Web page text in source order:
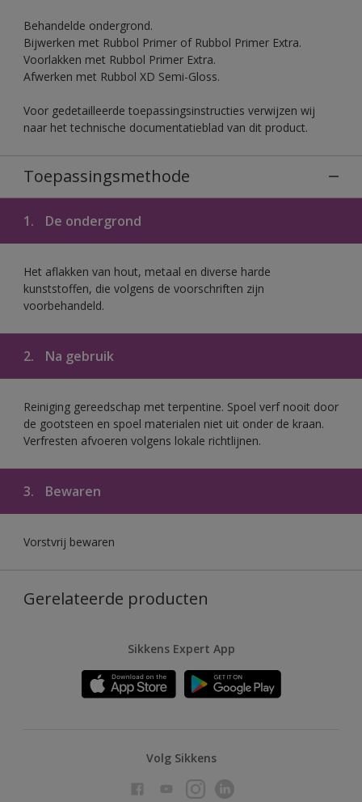
Behandelde ondergrond.
Bijwerken met Rubbol Primer of Rubbol Primer Extra.
Voorlakken met Rubbol Primer Extra.
Afwerken met Rubbol XD Semi-Gloss.
Voor gedetailleerde toepassingsinstructies verwijzen wij
naar het technische documentatieblad van dit product.
Toepassingsmethode
1. De ondergrond
Het aflakken van hout, metaal en diverse harde
kunststoffen, die volgens de voorschriften zijn
voorbehandeld.
2. Na gebruik
Reiniging gereedschap met terpentine. Spoel verf nooit door
de gootsteen en spoel materialen niet uit onder de kraan.
Verfresten afvoeren volgens lokale richtlijnen.
3. Bewaren
Vorstvrij bewaren
Gerelateerde producten
Sikkens Expert App
Volg Sikkens